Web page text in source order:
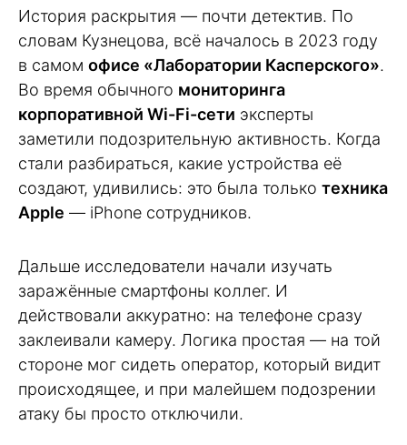
История раскрытия — почти детектив. По
словам Кузнецова, всё началось в 2023 году
в самом офисе «Лаборатории Касперского».
Во время обычного мониторинга
корпоративной Wi-Fi-сети эксперты
заметили подозрительную активность. Когда
стали разбираться, какие устройства её
создают, удивились: это была только техника
Apple — iPhone сотрудников.
Дальше исследователи начали изучать
заражённые смартфоны коллег. И
действовали аккуратно: на телефоне сразу
заклеивали камеру. Логика простая — на той
стороне мог сидеть оператор, который видит
происходящее, и при малейшем подозрении
атаку бы просто отключили.